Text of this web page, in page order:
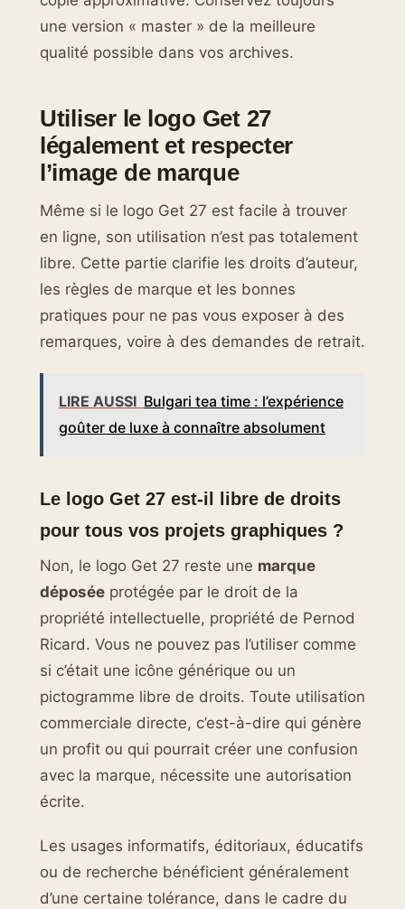
une version « master » de la meilleure
qualité possible dans vos archives.
Utiliser le logo Get 27
légalement et respecter
l’image de marque
Même si le logo Get 27 est facile à trouver
en ligne, son utilisation n’est pas totalement
libre. Cette partie clarifie les droits d’auteur,
les règles de marque et les bonnes
pratiques pour ne pas vous exposer à des
remarques, voire à des demandes de retrait.
LIRE AUSSI Bulgari tea time : l’expérience
goûter de luxe à connaître absolument
Le logo Get 27 est-il libre de droits
pour tous vos projets graphiques ?
Non, le logo Get 27 reste une marque
déposée protégée par le droit de la
propriété intellectuelle, propriété de Pernod
Ricard. Vous ne pouvez pas l’utiliser comme
si c’était une icône générique ou un
pictogramme libre de droits. Toute utilisation
commerciale directe, c’est-à-dire qui génère
un profit ou qui pourrait créer une confusion
avec la marque, nécessite une autorisation
écrite.
Les usages informatifs, éditoriaux, éducatifs
ou de recherche bénéficient généralement
d’une certaine tolérance, dans le cadre du